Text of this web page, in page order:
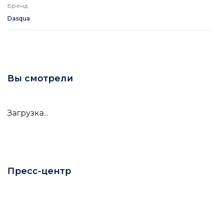
Бренд:
Dasqua
Вы смотрели
Загрузка...
Пресс-центр